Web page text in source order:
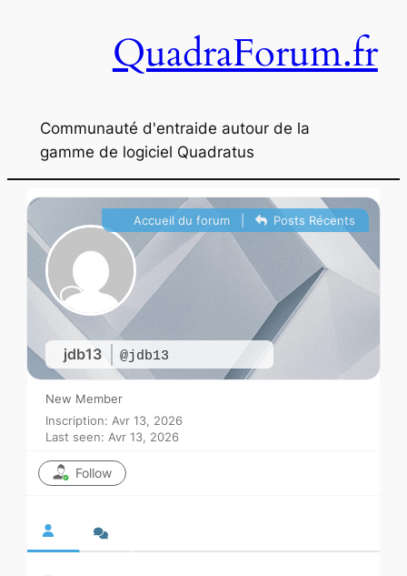
QuadraForum.fr
Communauté d'entraide autour de la
gamme de logiciel Quadratus
jdb13 @jdb13
Accueil du forum | Posts Récents
New Member
Inscription: Avr 13, 2026
Last seen: Avr 13, 2026
Follow